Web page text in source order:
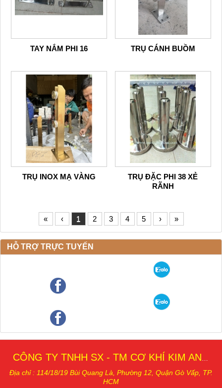
TAY NẮM PHI 16 TRỤ CÁNH BUỒM
TRỤ INOX MẠ VÀNG
TRỤ ĐẶC PHI 38 XẺ
RÃNH
« ‹ 1 2 3 4 5 › »
HỖ TRỢ TRỰC TUYẾN
CÔNG TY TNHH SX - TM CƠ KHÍ KIM AN THÁI
Địa chỉ : 114/18/19 Bùi Quang Là, Phường 12, Quận Gò Vấp, TP.
HCM